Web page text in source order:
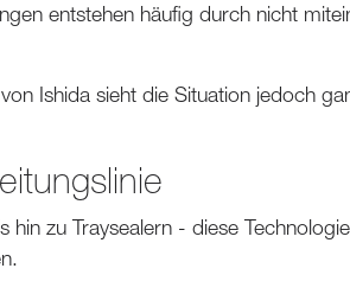
entstehen häufig durch nicht
Ishida sieht die Situation jedoch
zu Traysealern - diese